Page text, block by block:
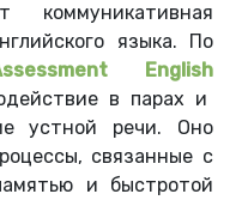
коммуникативная
языка. По
English
в парах и
устной речи. Оно
связанные с
и быстротой